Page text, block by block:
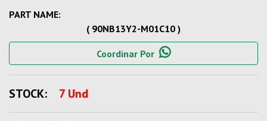
PART NAME:
( 90NB13Y2-M01C10 )
Coordinar Por
STOCK: 7 Und